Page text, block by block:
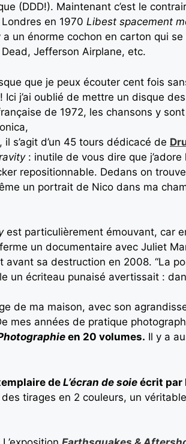
(DDD!). Maintenant c’est le
en 1970 Libest spacement
un énorme cochon en carton qui se
Jefferson Airplane, etc.
que je peux écouter cent fois
j’ai oublié de mettre un disque
de 1972, les chansons y
s’agit d’un 45 tours dédicacé de
: inutile de vous dire que j’adore
repositionnable. Dedans on
un portrait de Nico dans ma
est particulièrement émouvant, car
un documentaire avec Juliet
avant sa destruction en 2008. “La
un écriteau punaisé avertissait :
de ma maison, avec son
mes années de pratique
en 20 volumes. Il y a
de L’écran de soie écrit par
tirages en 2 couleurs, un